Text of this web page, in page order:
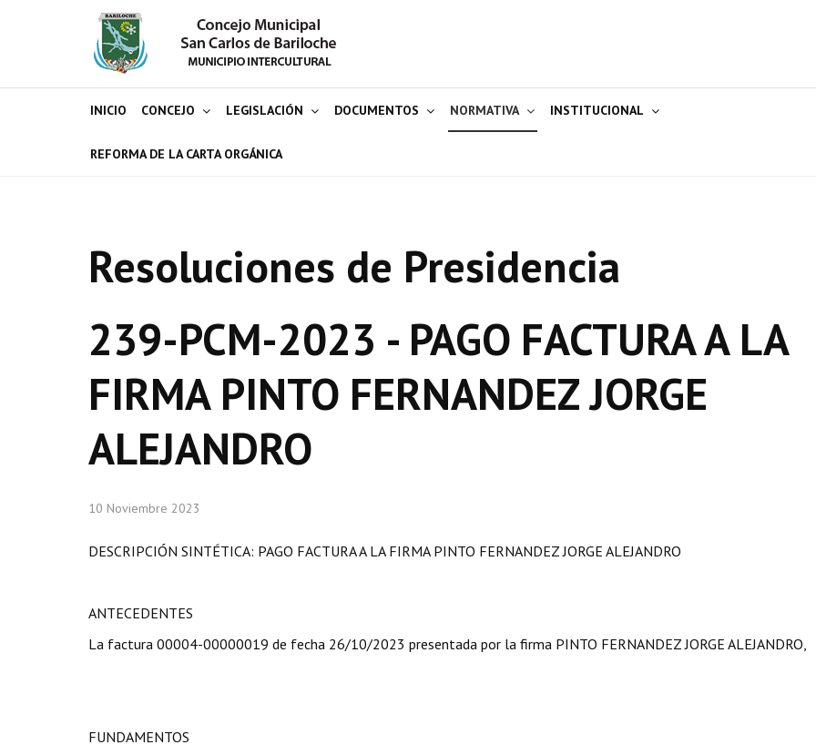
INICIO CONCEJO LEGISLACIÓN DOCUMENTOS NORMATIVA INSTITUCIONAL
REFORMA DE LA CARTA ORGÁNICA
Resoluciones de Presidencia
239-PCM-2023 - PAGO FACTURA A LA
FIRMA PINTO FERNANDEZ JORGE
ALEJANDRO
10 Noviembre 2023
DESCRIPCIÓN SINTÉTICA: PAGO FACTURA A LA FIRMA PINTO FERNANDEZ JORGE ALEJANDRO
ANTECEDENTES
La factura 00004-00000019 de fecha 26/10/2023 presentada por la firma PINTO FERNANDEZ JORGE ALEJANDRO,
FUNDAMENTOS